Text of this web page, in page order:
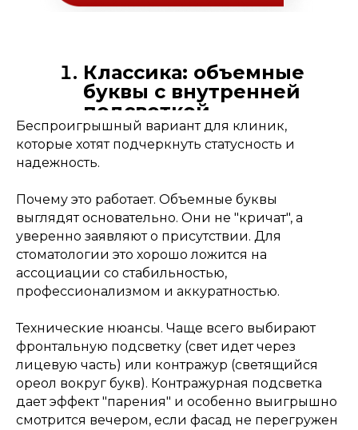
Классика: объемные
буквы с внутренней
подсветкой
Беспроигрышный вариант для клиник,
которые хотят подчеркнуть статусность и
надежность.
Почему это работает. Объемные буквы
выглядят основательно. Они не "кричат", а
уверенно заявляют о присутствии. Для
стоматологии это хорошо ложится на
ассоциации со стабильностью,
профессионализмом и аккуратностью.
Технические нюансы. Чаще всего выбирают
фронтальную подсветку (свет идет через
лицевую часть) или контражур (светящийся
ореол вокруг букв). Контражурная подсветка
дает эффект "парения" и особенно выигрышно
смотрится вечером, если фасад не перегружен